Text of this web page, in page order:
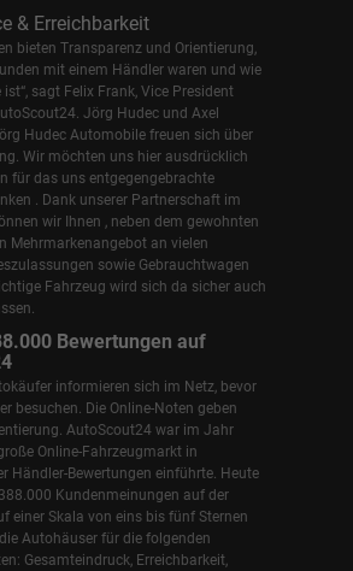
& Erreichbarkeit
bieten Transparenz und Orientierung,
mit einem Händler waren und wie
sagt Felix Frank, Vice President
Jörg Hudec und Axel
Hudec Automobile freuen sich über
Wir möchten uns hier ausdrücklich
für das uns entgegengebrachte
. Dank unserer Partnerschaft im
wir Ihnen , neben dem gewohnten
Mehrmarkenangebot an vielen
sowie Gebrauchtwagen
Fahrzeug wird sich da sicher auch
Bewertungen auf
informieren sich im Netz, bevor
besuchen. Die Online-Noten geben
AutoScout24 war im Jahr
Online-Fahrzeugmarkt in
Händler-Bewertungen einführte. Heute
Kundenmeinungen auf der
einer Skala von eins bis fünf Sternen
Autohäuser für die folgenden
Gesamteindruck, Erreichbarkeit,